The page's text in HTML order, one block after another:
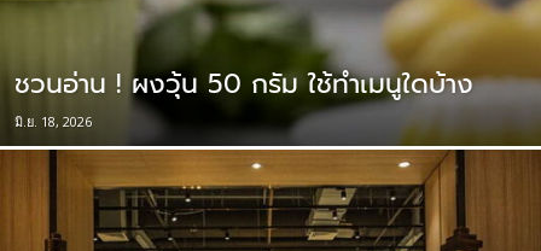
ชวนอ่าน ! ผงวุ้น 50 กรัม ใช้ทำเมนูใดบ้าง
มิ.ย. 18, 2026